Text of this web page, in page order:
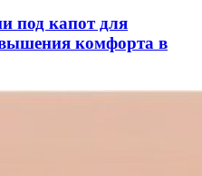
под капот для
комфорта в